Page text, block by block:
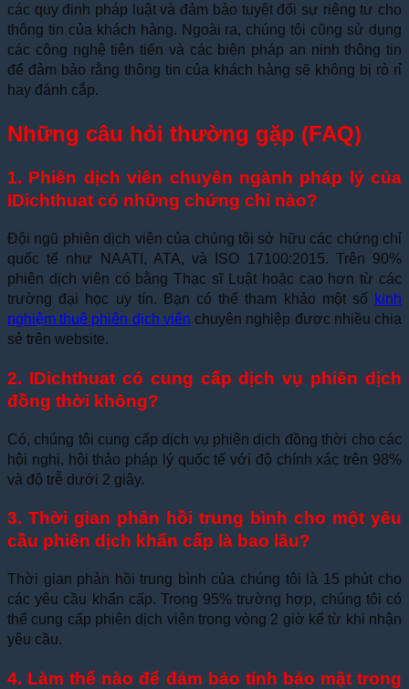
các quy định pháp luật và đảm bảo tuyệt đối sự riêng tư cho
thông tin của khách hàng. Ngoài ra, chúng tôi cũng sử dụng
các công nghệ tiên tiến và các biện pháp an ninh thông tin
để đảm bảo rằng thông tin của khách hàng sẽ không bị rò rỉ
hay đánh cắp.
Những câu hỏi thường gặp (FAQ)
1. Phiên dịch viên chuyên ngành pháp lý của
IDichthuat có những chứng chỉ nào?
Đội ngũ phiên dịch viên của chúng tôi sở hữu các chứng chỉ
quốc tế như NAATI, ATA, và ISO 17100:2015. Trên 90%
phiên dịch viên có bằng Thạc sĩ Luật hoặc cao hơn từ các
trường đại học uy tín. Bạn có thể tham khảo một số kinh
nghiệm thuê phiên dịch viên chuyên nghiệp được nhiều chia
sẻ trên website.
2. IDichthuat có cung cấp dịch vụ phiên dịch
đồng thời không?
Có, chúng tôi cung cấp dịch vụ phiên dịch đồng thời cho các
hội nghị, hội thảo pháp lý quốc tế với độ chính xác trên 98%
và độ trễ dưới 2 giây.
3. Thời gian phản hồi trung bình cho một yêu
cầu phiên dịch khẩn cấp là bao lâu?
Thời gian phản hồi trung bình của chúng tôi là 15 phút cho
các yêu cầu khẩn cấp. Trong 95% trường hợp, chúng tôi có
thể cung cấp phiên dịch viên trong vòng 2 giờ kể từ khi nhận
yêu cầu.
4. Làm thế nào để đảm bảo tính bảo mật trong